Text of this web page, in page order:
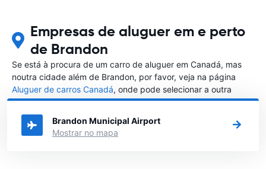
Empresas de aluguer em e perto
de Brandon
Se está à procura de um carro de aluguer em Canadá, mas
noutra cidade além de Brandon, por favor, veja na página
Aluguer de carros Canadá, onde pode selecionar a outra
cidade em Canadá que gostaria de alugar um carro
Brandon Municipal Airport
Mostrar no mapa